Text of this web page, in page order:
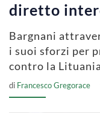
diretto
Bargnani
i suoi sforzi per
contro la Lituania
di Francesco Gregorace